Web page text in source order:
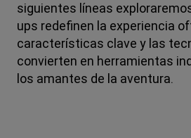
siguientes líneas
ups redefinen la experiencia
características clave y las
convierten en herramientas
los amantes de la aventura.